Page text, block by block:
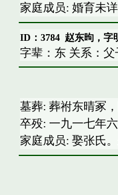
家庭成员: 婚育未详
ID：3784 赵东昫，字
字辈：东 关系：父
墓葬: 葬祔东晴冢，
卒殁: 一九一七年
家庭成员: 娶张氏。